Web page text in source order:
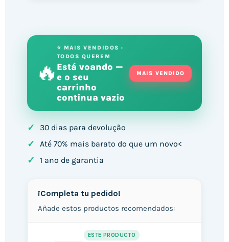
🔥
⭐ MAIS VENDIDOS ·
TODOS QUEREM
Está voando —
e o seu
carrinho
continua vazio
MAIS VENDIDO
✓ 30 dias para devolução
✓ Até 70% mais barato do que um novo<
✓ 1 ano de garantia
¡Completa tu pedido!
Añade estos productos recomendados:
ESTE PRODUCTO